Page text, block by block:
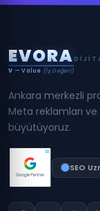
EVORA
V — Value (İş Değeri)
Ankara merkezli
Meta reklamları
büyütüyoruz.
SEO